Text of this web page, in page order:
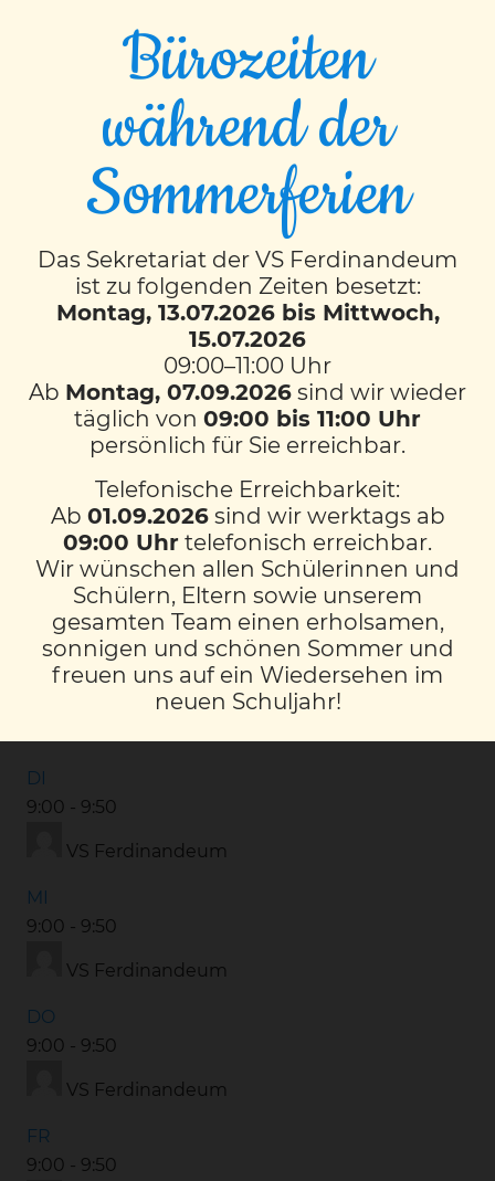
EVENT TIMESLOTS (16)
8:50
VS Ferdinandeum
VS Ferdinandeum
8:50
VS Ferdinandeum
8:00-8:50
VS Ferdinandeum
MO
9:00-9:50
DI
9:00 - 9:50
VS Ferdinandeum
MI
9:00 - 9:50
VS Ferdinandeum
DO
9:00 - 9:50
VS Ferdinandeum
FR
9:00 - 9:50
Bürozeiten
während der
Sommerferien
Das Sekretariat der VS Ferdinandeum
ist zu folgenden Zeiten besetzt:
Montag, 13.07.2026 bis Mittwoch,
15.07.2026
09:00–11:00 Uhr
Ab Montag, 07.09.2026 sind wir wieder
täglich von 09:00 bis 11:00 Uhr
persönlich für Sie erreichbar.
Telefonische Erreichbarkeit:
Ab 01.09.2026sind wir werktags ab
09:00 Uhr telefonisch erreichbar.
Wir wünschen allen Schülerinnen und
Schülern, Eltern sowie unserem
gesamten Team einen erholsamen,
sonnigen und schönen Sommer und
freuen uns auf ein Wiedersehen im
neuen Schuljahr!